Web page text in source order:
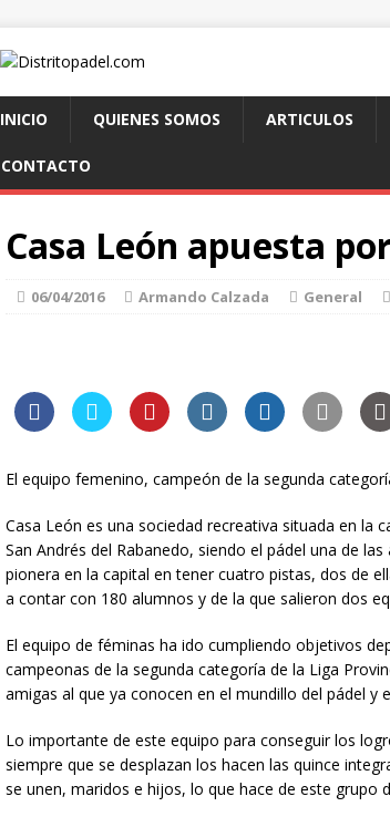
INICIO QUIENES SOMOS ARTICULOS
CONTACTO
Casa León apuesta
06/04/2016 Armando Calzada General
El equipo femenino, campeón de la segunda
Casa León es una sociedad recreativa situada en la
San Andrés del Rabanedo, siendo el pádel una de
pionera en la capital en tener cuatro pistas, dos de
a contar con 180 alumnos y de la que salieron dos
El equipo de féminas ha ido cumpliendo objetivos
campeonas de la segunda categoría de la Liga
amigas al que ya conocen en el mundillo del pádel y
Lo importante de este equipo para conseguir los
siempre que se desplazan los hacen las quince
se unen, maridos e hijos, lo que hace de este grupo